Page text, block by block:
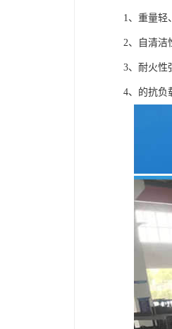
1、重量轻
2、自清洁
3、耐火性
4、的抗负